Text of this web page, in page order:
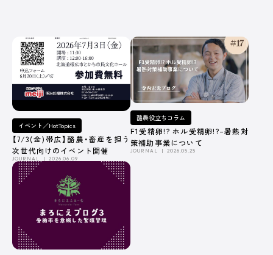
COMPANY
オルテック・ジ
ャパン合同会社
アサヒバイオサ
イクル株式会社
株式会社コーン
ズ・エージー
ABOUT US
イベント／HotTopics
【7/3(金)帯広】酪農・畜産を担う
次世代向けのイベント開催
JOURNAL 2026.06.09
酪農役立ちコラム
F1受精卵!? ホル受精卵!?–暑熱対
策補助事業について
JOURNAL 2026.05.25